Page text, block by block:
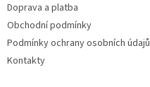
Doprava a platba
Obchodní podmínky
Podmínky ochrany osobních údajů
Kontakty